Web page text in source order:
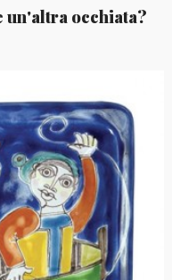
un'altra occhiata?